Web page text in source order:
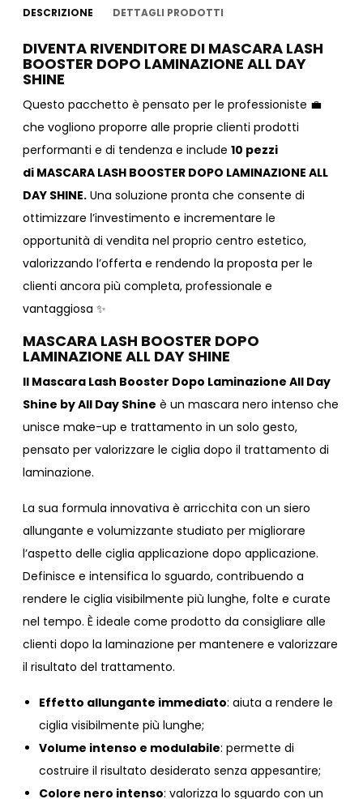
DESCRIZIONE DETTAGLI PRODOTTI
DIVENTA RIVENDITORE DI MASCARA LASH
BOOSTER DOPO LAMINAZIONE ALL DAY
SHINE
Questo pacchetto è pensato per le professioniste 💼
che vogliono proporre alle proprie clienti prodotti
performanti e di tendenza e include 10 pezzi
di MASCARA LASH BOOSTER DOPO LAMINAZIONE ALL
DAY SHINE. Una soluzione pronta che consente di
ottimizzare l’investimento e incrementare le
opportunità di vendita nel proprio centro estetico,
valorizzando l’offerta e rendendo la proposta per le
clienti ancora più completa, professionale e
vantaggiosa ✨
MASCARA LASH BOOSTER DOPO
LAMINAZIONE ALL DAY SHINE
Il Mascara Lash Booster Dopo Laminazione All Day
Shine by All Day Shine è un mascara nero intenso che
unisce make-up e trattamento in un solo gesto,
pensato per valorizzare le ciglia dopo il trattamento di
laminazione.
La sua formula innovativa è arricchita con un siero
allungante e volumizzante studiato per migliorare
l’aspetto delle ciglia applicazione dopo applicazione.
Definisce e intensifica lo sguardo, contribuendo a
rendere le ciglia visibilmente più lunghe, folte e curate
nel tempo. È ideale come prodotto da consigliare alle
clienti dopo la laminazione per mantenere e valorizzare
il risultato del trattamento.
Effetto allungante immediato: aiuta a rendere le
ciglia visibilmente più lunghe;
Volume intenso e modulabile: permette di
costruire il risultato desiderato senza appesantire;
Colore nero intenso: valorizza lo sguardo con un